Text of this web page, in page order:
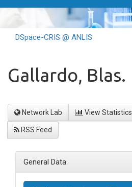
DSpace-CRIS @ ANLIS
Gallardo, Blas.
Network Lab View Statistics
RSS Feed
General Data